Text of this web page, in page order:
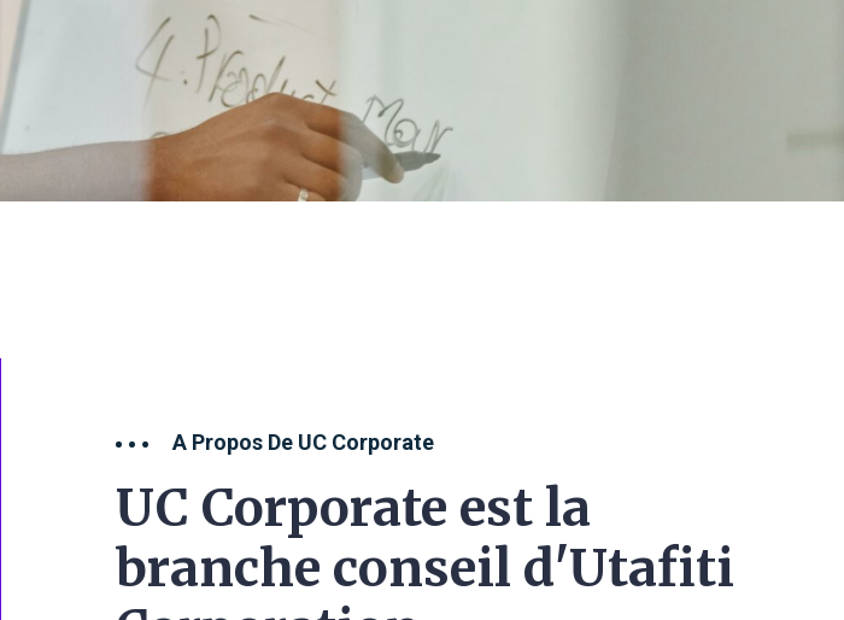
A Propos De UC Corporate
UC Corporate est la
branche conseil d'Utafiti